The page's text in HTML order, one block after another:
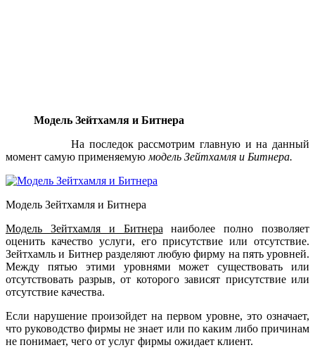
Модель Зейтхамля и Битнера
На последок рассмотрим главную и на данный
момент самую применяемую модель Зейтхамля и Битнера.
Модель Зейтхамля и Битнера
Модель Зейтхамля и Битнера наиболее полно позволяет
оценить качество услуги, его присутствие или отсутствие.
Зейтхамль и Битнер разделяют любую фирму на пять уровней.
Между пятью этими уровнями может существовать или
отсутствовать разрыв, от которого зависят присутствие или
отсутствие качества.
Если нарушение произойдет на первом уровне, это означает,
что руководство фирмы не знает или по каким либо причинам
не понимает, чего от услуг фирмы ожидает клиент.